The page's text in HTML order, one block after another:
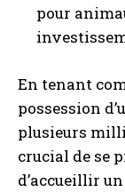
pour
En tenant
possession
plusieurs
crucial de se
d’accueillir